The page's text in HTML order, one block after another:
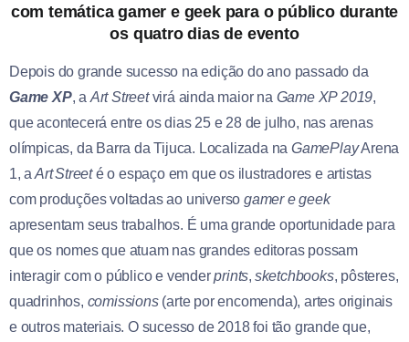
com temática gamer e geek para o público durante
os quatro dias de evento
Depois do grande sucesso na edição do ano passado da
Game XP, a Art Streetvirá ainda maior na Game XP 2019,
que acontecerá entre os dias 25 e 28 de julho, nas arenas
olímpicas, da Barra da Tijuca. Localizada na GamePlayArena
1, a Art Streeté o espaço em que os ilustradores e artistas
com produções voltadas ao universogamer e geek
apresentam seus trabalhos. É uma grande oportunidade para
que os nomes que atuam nas grandes editoras possam
interagir com o público e venderprints, sketchbooks, pôsteres,
quadrinhos, comissions(arte por encomenda), artes originais
e outros materiais. O sucesso de 2018 foi tão grande que,